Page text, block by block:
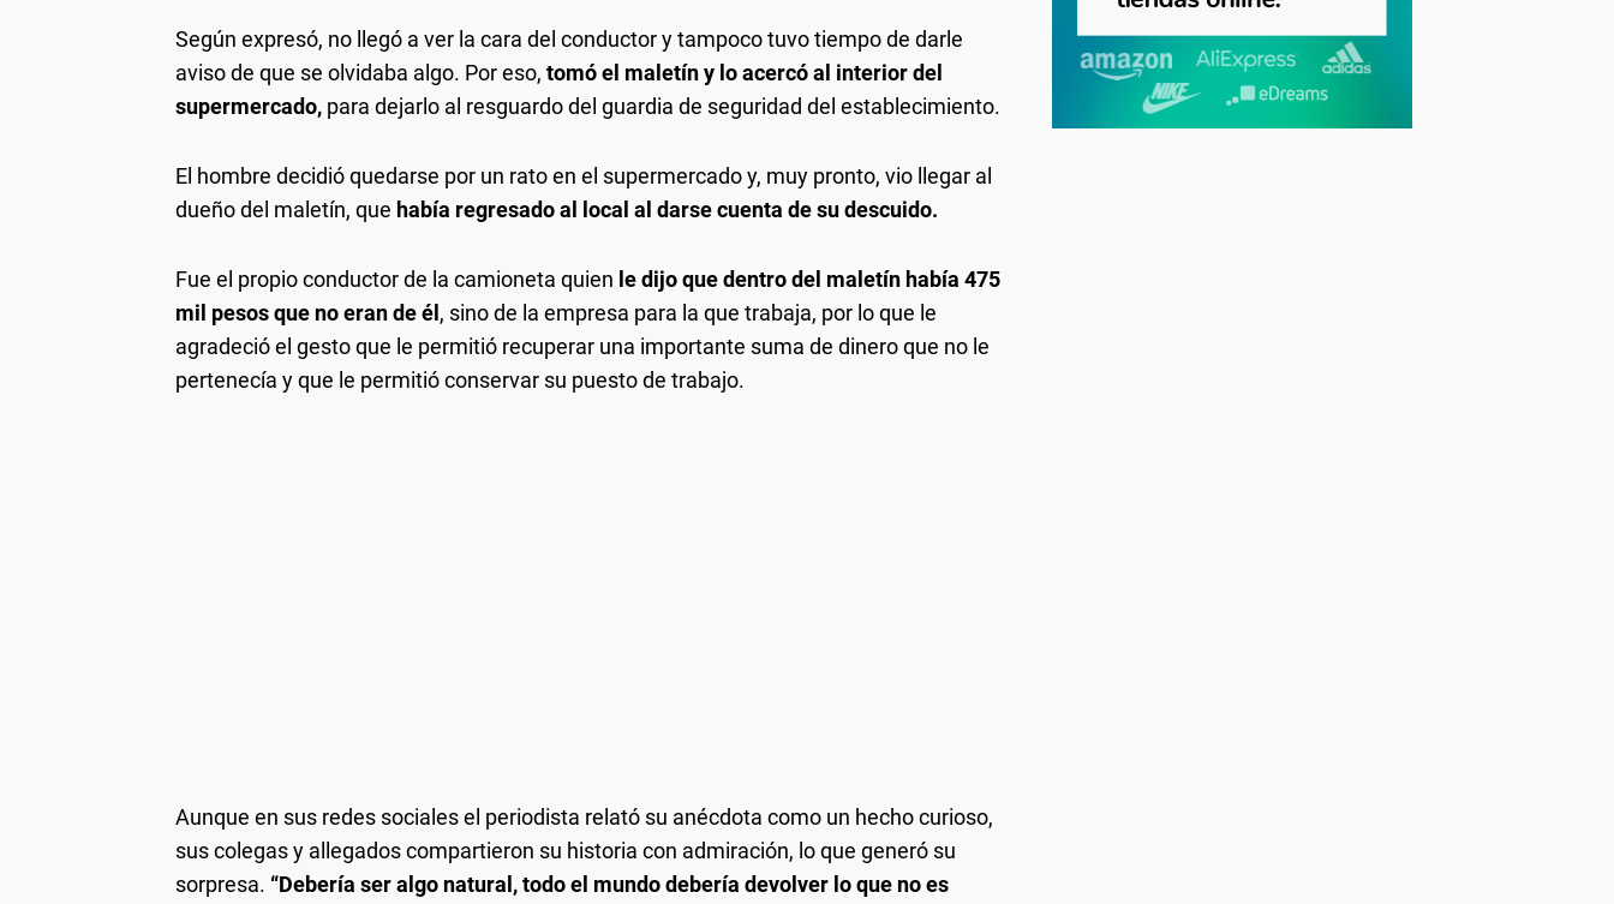
Según expresó, no llegó a ver la cara del conductor y tampoco tuvo tiempo de darle
aviso de que se olvidaba algo. Por eso, tomó el maletín y lo acercó al interior del
supermercado, para dejarlo al resguardo del guardia de seguridad del establecimiento.
El hombre decidió quedarse por un rato en el supermercado y, muy pronto, vio llegar al
dueño del maletín, que había regresado al local al darse cuenta de su descuido.
Fue el propio conductor de la camioneta quien le dijo que dentro del maletín había 475
mil pesos que no eran de él , sino de la empresa para la que trabaja, por lo que le
agradeció el gesto que le permitió recuperar una importante suma de dinero que no le
pertenecía y que le permitió conservar su puesto de trabajo.
Aunque en sus redes sociales el periodista relató su anécdota como un hecho curioso,
sus colegas y allegados compartieron su historia con admiración, lo que generó su
sorpresa. “Debería ser algo natural, todo el mundo debería devolver lo que no es